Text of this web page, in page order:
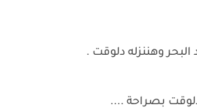
البحر وهننزله دلوقت .
بصراحة ....